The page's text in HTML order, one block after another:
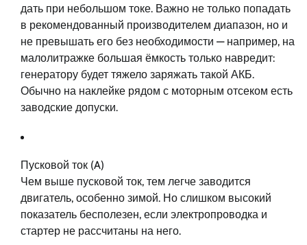
дать при небольшом токе. Важно не только попадать
в рекомендованный производителем диапазон, но и
не превышать его без необходимости — например, на
малолитражке большая ёмкость только навредит:
генератору будет тяжело заряжать такой АКБ.
Обычно на наклейке рядом с моторным отсеком есть
заводские допуски.
Пусковой ток (A)
Чем выше пусковой ток, тем легче заводится
двигатель, особенно зимой. Но слишком высокий
показатель бесполезен, если электропроводка и
стартер не рассчитаны на него.